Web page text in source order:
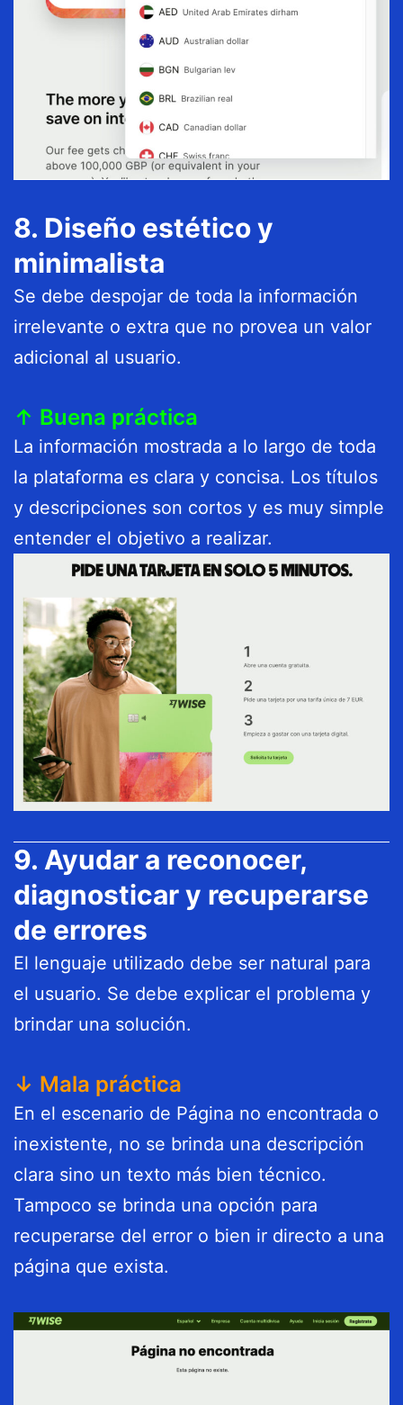
8. Diseño estético y
minimalista
Se debe despojar de toda la información
irrelevante o extra que no provea un valor
adicional al usuario.
↑ Buena práctica
La información mostrada a lo largo de toda
la plataforma es clara y concisa. Los títulos
y descripciones son cortos y es muy simple
entender el objetivo a realizar.
9. Ayudar a reconocer,
diagnosticar y recuperarse
de errores
El lenguaje utilizado debe ser natural para
el usuario. Se debe explicar el problema y
brindar una solución.
↓ Mala práctica
En el escenario de Página no encontrada o
inexistente, no se brinda una descripción
clara sino un texto más bien técnico.
Tampoco se brinda una opción para
recuperarse del error o bien ir directo a una
página que exista.